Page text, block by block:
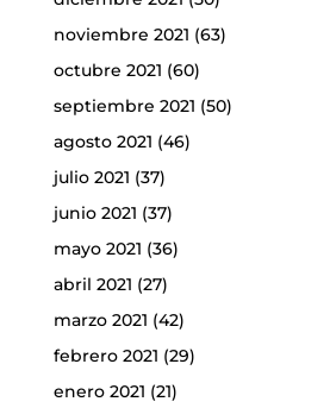
noviembre 2021 (63)
octubre 2021 (60)
septiembre 2021 (50)
agosto 2021 (46)
julio 2021 (37)
junio 2021 (37)
mayo 2021 (36)
abril 2021 (27)
marzo 2021 (42)
febrero 2021 (29)
enero 2021 (21)